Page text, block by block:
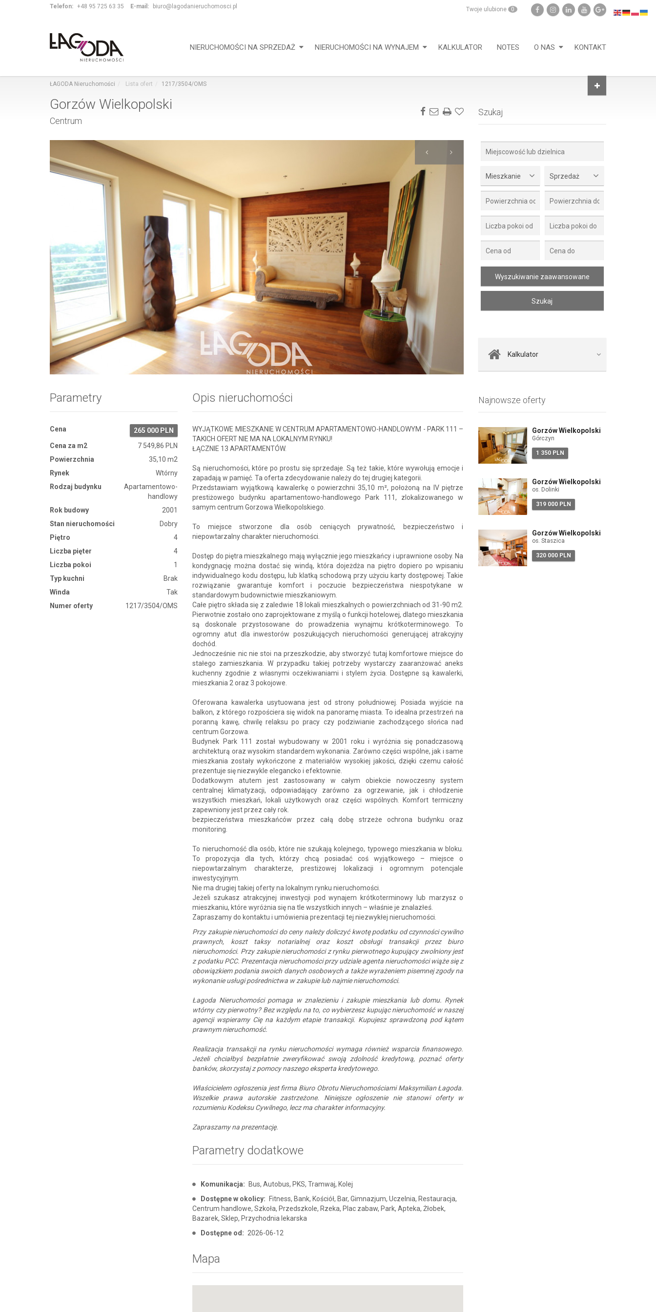
Telefon: +48 95 725 63 35 E-mail: biuro@lagodanieruchomosci.pl Twoje ulubione 0
NIERUCHOMOŚCI NA SPRZEDAŻ NIERUCHOMOŚCI NA WYNAJEM KALKULATOR NOTES O NAS KONTAKT
ŁAGODA Nieruchomości Lista ofert 1217/3504/OMS
Gorzów Wielkopolski
Centrum
Zdjęcie 1 Zdjęcie 2
Parametry
Cena
265 000 PLN
Cena za m2
7 549,86 PLN
Powierzchnia
35,10 m2
Rynek
Wtórny
Rodzaj budynku
Apartamentowo-
handlowy
Rok budowy
2001
Stan nieruchomości
Dobry
Piętro
4
Liczba pięter
4
Liczba pokoi
1
Typ kuchni
Brak
Winda
Tak
Numer oferty
1217/3504/OMS
Opis nieruchomości
WYJĄTKOWE MIESZKANIE W CENTRUM APARTAMENTOWO-HANDLOWYM - PARK 111 –
TAKICH OFERT NIE MA NA LOKALNYM RYNKU!
ŁĄCZNIE 13 APARTAMENTÓW.
Są nieruchomości, które po prostu się sprzedaje. Są też takie, które wywołują emocje i
zapadają w pamięć. Ta oferta zdecydowanie należy do tej drugiej kategorii.
Przedstawiam wyjątkową kawalerkę o powierzchni 35,10 m², położoną na IV piętrze
prestiżowego budynku apartamentowo-handlowego Park 111, zlokalizowanego w
samym centrum Gorzowa Wielkopolskiego.
To miejsce stworzone dla osób ceniących prywatność, bezpieczeństwo i
niepowtarzalny charakter nieruchomości.
Dostęp do piętra mieszkalnego mają wyłącznie jego mieszkańcy i uprawnione osoby. Na
kondygnację można dostać się windą, która dojeżdża na piętro dopiero po wpisaniu
indywidualnego kodu dostępu, lub klatką schodową przy użyciu karty dostępowej. Takie
rozwiązanie gwarantuje komfort i poczucie bezpieczeństwa niespotykane w
standardowym budownictwie mieszkaniowym.
Całe piętro składa się z zaledwie 18 lokali mieszkalnych o powierzchniach od 31-90 m2.
Pierwotnie zostało ono zaprojektowane z myślą o funkcji hotelowej, dlatego mieszkania
są doskonale przystosowane do prowadzenia wynajmu krótkoterminowego. To
ogromny atut dla inwestorów poszukujących nieruchomości generującej atrakcyjny
dochód.
Jednocześnie nic nie stoi na przeszkodzie, aby stworzyć tutaj komfortowe miejsce do
stałego zamieszkania. W przypadku takiej potrzeby wystarczy zaaranżować aneks
kuchenny zgodnie z własnymi oczekiwaniami i stylem życia. Dostępne są kawalerki,
mieszkania 2 oraz 3 pokojowe.
Oferowana kawalerka usytuowana jest od strony południowej. Posiada wyjście na
balkon, z którego rozpościera się widok na panoramę miasta. To idealna przestrzeń na
poranną kawę, chwilę relaksu po pracy czy podziwianie zachodzącego słońca nad
centrum Gorzowa.
Budynek Park 111 został wybudowany w 2001 roku i wyróżnia się ponadczasową
architekturą oraz wysokim standardem wykonania. Zarówno części wspólne, jak i same
mieszkania zostały wykończone z materiałów wysokiej jakości, dzięki czemu całość
prezentuje się niezwykle elegancko i efektownie.
Dodatkowym atutem jest zastosowany w całym obiekcie nowoczesny system
centralnej klimatyzacji, odpowiadający zarówno za ogrzewanie, jak i chłodzenie
wszystkich mieszkań, lokali użytkowych oraz części wspólnych. Komfort termiczny
zapewniony jest przez cały rok.
bezpieczeństwa mieszkańców przez całą dobę strzeże ochrona budynku oraz
monitoring.
To nieruchomość dla osób, które nie szukają kolejnego, typowego mieszkania w bloku.
To propozycja dla tych, którzy chcą posiadać coś wyjątkowego – miejsce o
niepowtarzalnym charakterze, prestiżowej lokalizacji i ogromnym potencjale
inwestycyjnym.
Nie ma drugiej takiej oferty na lokalnym rynku nieruchomości.
Jeżeli szukasz atrakcyjnej inwestycji pod wynajem krótkoterminowy lub marzysz o
mieszkaniu, które wyróżnia się na tle wszystkich innych – właśnie je znalazłeś.
Zapraszamy do kontaktu i umówienia prezentacji tej niezwykłej nieruchomości.
Przy zakupie nieruchomości do ceny należy doliczyć kwotę podatku od czynności cywilno
prawnych, koszt taksy notarialnej oraz koszt obsługi transakcji przez biuro
nieruchomości. Przy zakupie nieruchomości z rynku pierwotnego kupujący zwolniony jest
z podatku PCC. Prezentacja nieruchomości przy udziale agenta nieruchomości wiąże się z
obowiązkiem podania swoich danych osobowych a także wyrażeniem pisemnej zgody na
wykonanie usługi pośrednictwa w zakupie lub najmie nieruchomości.
Łagoda Nieruchomości pomaga w znalezieniu i zakupie mieszkania lub domu. Rynek
wtórny czy pierwotny? Bez względu na to, co wybierzesz kupując nieruchomość w naszej
agencji wspieramy Cię na każdym etapie transakcji. Kupujesz sprawdzoną pod kątem
prawnym nieruchomość.
Realizacja transakcji na rynku nieruchomości wymaga również wsparcia finansowego.
Jeżeli chciałbyś bezpłatnie zweryfikować swoją zdolność kredytową, poznać oferty
banków, skorzystaj z pomocy naszego eksperta kredytowego.
Właścicielem ogłoszenia jest firma Biuro Obrotu Nieruchomościami Maksymilian Łagoda.
Wszelkie prawa autorskie zastrzeżone. Niniejsze ogłoszenie nie stanowi oferty w
rozumieniu Kodeksu Cywilnego, lecz ma charakter informacyjny.
Zapraszamy na prezentację.
Parametry dodatkowe
Komunikacja:
Bus, Autobus, PKS, Tramwaj, Kolej
Dostępne w okolicy:
Fitness, Bank, Kościół, Bar, Gimnazjum, Uczelnia, Restauracja,
Centrum handlowe, Szkoła, Przedszkole, Rzeka, Plac zabaw, Park, Apteka, Żłobek,
Bazarek, Sklep, Przychodnia lekarska
Dostępne od: 2026-06-12
Mapa
Szukaj
Mieszkanie Sprzedaż
Kalkulator
Najnowsze oferty
Gorzów Wielkopolski
Górczyn
1 350 PLN
Gorzów Wielkopolski
os. Dolinki
319 000 PLN
Gorzów Wielkopolski
os. Staszica
320 000 PLN